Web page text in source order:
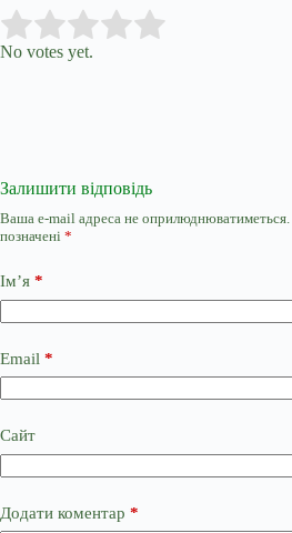
Rate this item:
No votes yet.
Залишити відповідь
Ваша e-mail адреса не оприлюднюватиметься.
позначені *
Ім’я *
Email *
Сайт
Додати коментар *